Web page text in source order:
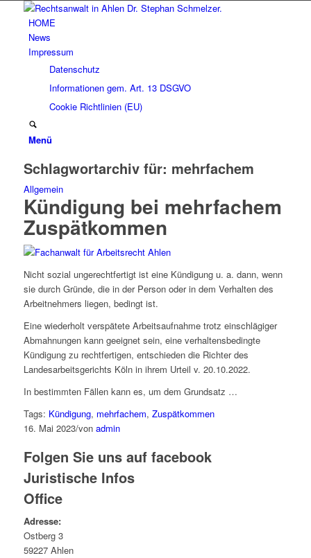
HOME
News
Impressum
Datenschutz
Informationen gem. Art. 13 DSGVO
Cookie Richtlinien (EU)
Menü
Schlagwortarchiv für: mehrfachem
Allgemein
Kündigung bei mehrfachem
Zuspätkommen
Nicht sozial ungerechtfertigt ist eine Kündigung u. a. dann, wenn
sie durch Gründe, die in der Person oder in dem Verhalten des
Arbeitnehmers liegen, bedingt ist.
Eine wiederholt verspätete Arbeitsaufnahme trotz einschlägiger
Abmahnungen kann geeignet sein, eine verhaltensbedingte
Kündigung zu rechtfertigen, entschieden die Richter des
Landesarbeitsgerichts Köln in ihrem Urteil v. 20.10.2022.
In bestimmten Fällen kann es, um dem Grundsatz …
Tags: Kündigung, mehrfachem, Zuspätkommen
16. Mai 2023/von admin
Folgen Sie uns auf facebook
Juristische Infos
Office
Adresse:
Ostberg 3
59227 Ahlen